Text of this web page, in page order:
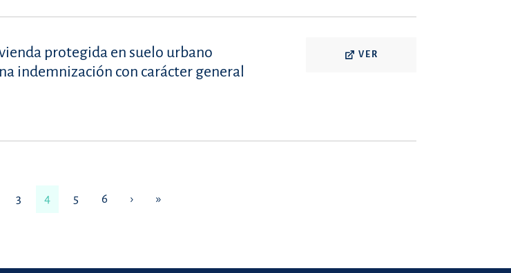
protegida en suelo urbano
indemnización con carácter general
VER
3 4 5 6 › »